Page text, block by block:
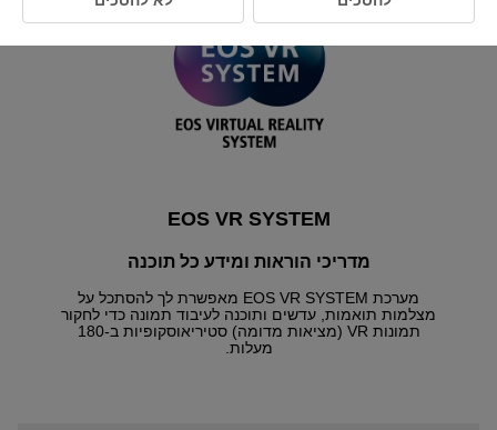
EOS VR SYSTEM
מדריכי הוראות ומידע כל תוכנה
מערכת EOS VR SYSTEM מאפשרת לך להסתכל על
מצלמות תואמות, עדשים ותוכנה לעיבוד תמונה כדי לחקור
תמונות VR (מציאות מדומה) סטיריאוסקופיות ב-180
מעלות.